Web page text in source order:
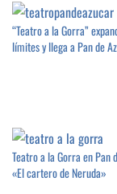
“Teatro a la Gorra”
límites y llega a Pan de
Teatro a la Gorra en Pan
«El cartero de Neruda»